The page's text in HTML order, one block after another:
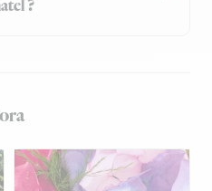
?